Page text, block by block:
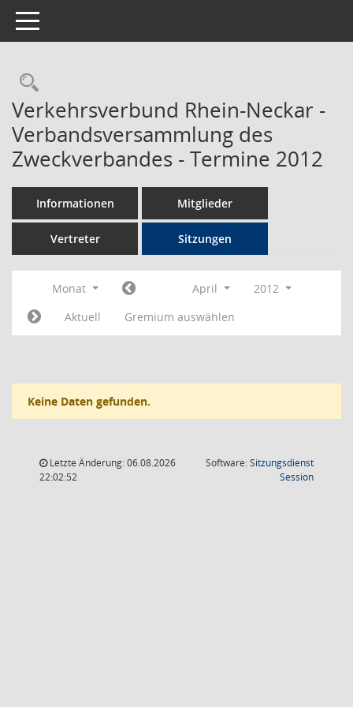
Toggle navigation
Rechercheauswahl
Verkehrsverbund Rhein-Neckar -
Verbandsversammlung des
Zweckverbandes - Termine 2012
Informationen Mitglieder
Vertreter Sitzungen
Monat April
2012
Aktuell
Gremium auswählen
Keine Daten gefunden.
Letzte Änderung: 06.08.2026
22:02:52
Software:Sitzungsdienst
Session(Wird in